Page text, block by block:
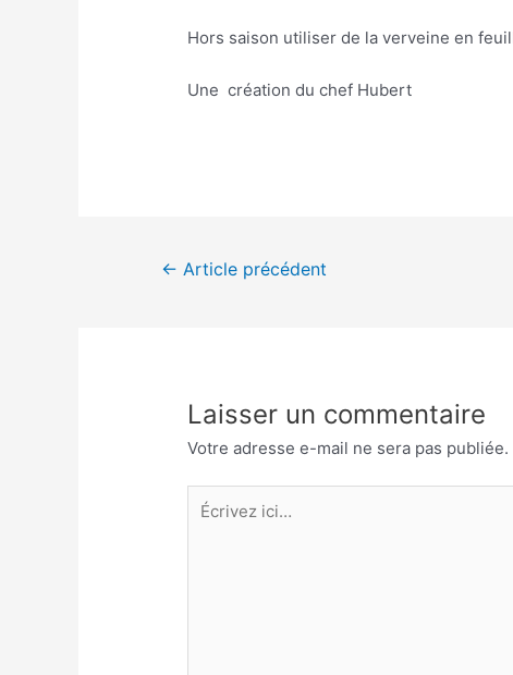
Hors saison utiliser de la verveine en
Une création du chef Hubert
Navigation
← Article précédent
Laisser un commentaire
Votre adresse e-mail ne sera pas publiée.
Écrivez
ici…